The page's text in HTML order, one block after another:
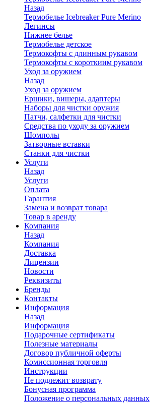
Назад
Термобелье Icebreaker Pure Merino
Легинсы
Нижнее белье
Термобелье детское
Термокофты с длинным рукавом
Термокофты с короткиим рукавом
Уход за оружием
Назад
Уход за оружием
Ершики, вишеры, адаптеры
Наборы для чистки оружия
Патчи, салфетки для чистки
Средства по уходу за оружием
Шомполы
Затворные вставки
Станки для чистки
Услуги
Назад
Услуги
Оплата
Гарантия
Замена и возврат товара
Товар в аренду
Компания
Назад
Компания
Доставка
Лицензии
Новости
Реквизиты
Бренды
Контакты
Информация
Назад
Информация
Подарочные сертификаты
Полезные материалы
Договор публичной оферты
Комиссионная торговля
Инструкции
Не подлежит возврату
Бонусная программа
Положение о персональных данных